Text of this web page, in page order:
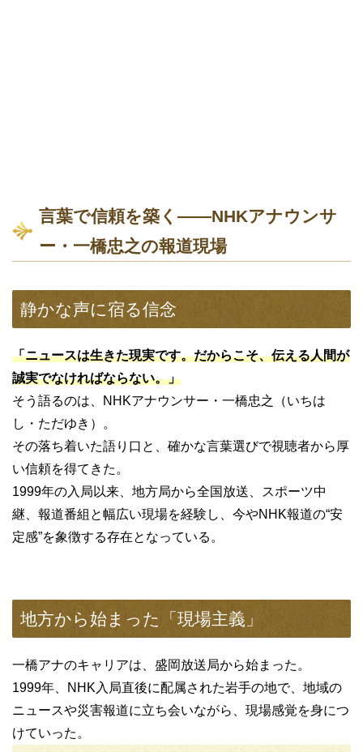
言葉で信頼を築く――NHKアナウンサ
ー・一橋忠之の報道現場
静かな声に宿る信念
「ニュースは生きた現実です。だからこそ、伝える人間が
誠実でなければならない。」
そう語るのは、NHKアナウンサー・一橋忠之（いちは
し・ただゆき）。
その落ち着いた語り口と、確かな言葉選びで視聴者から厚
い信頼を得てきた。
1999年の入局以来、地方局から全国放送、スポーツ中
継、報道番組と幅広い現場を経験し、今やNHK報道の“安
定感”を象徴する存在となっている。
地方から始まった「現場主義」
一橋アナのキャリアは、盛岡放送局から始まった。
1999年、NHK入局直後に配属された岩手の地で、地域の
ニュースや災害報道に立ち会いながら、現場感覚を身につ
けていった。